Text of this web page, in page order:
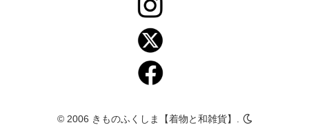
© 2006 きものふくしま【着物と和雑貨】.